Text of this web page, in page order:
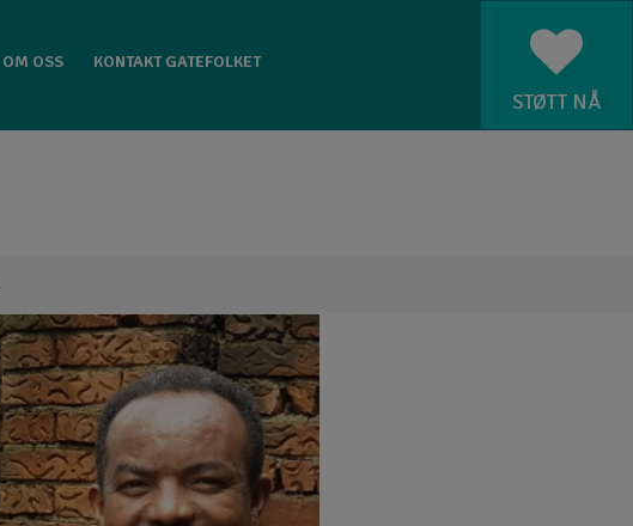
OM OSS KONTAKT GATEFOLKET
STØTT NÅ